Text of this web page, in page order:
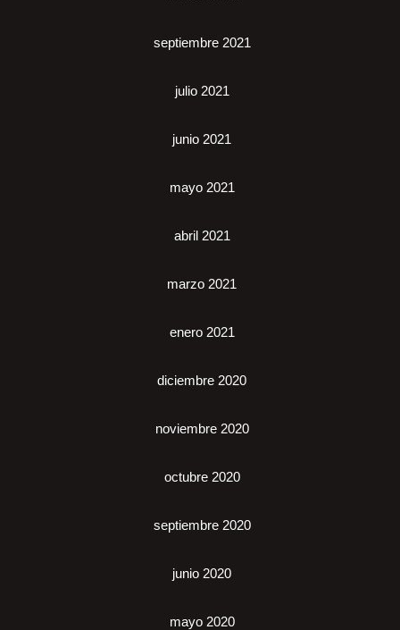
septiembre 2021
julio 2021
junio 2021
mayo 2021
abril 2021
marzo 2021
enero 2021
diciembre 2020
noviembre 2020
octubre 2020
septiembre 2020
junio 2020
mayo 2020